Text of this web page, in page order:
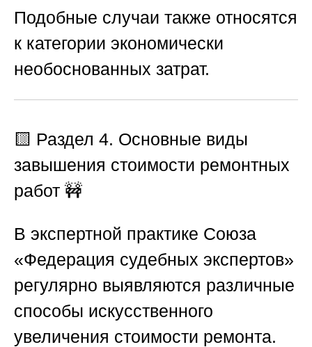
Подобные случаи также относятся
к категории экономически
необоснованных затрат.
🟨 Раздел 4. Основные виды
завышения стоимости ремонтных
работ 🚧
В экспертной практике Союза
«Федерация судебных экспертов»
регулярно выявляются различные
способы искусственного
увеличения стоимости ремонта.